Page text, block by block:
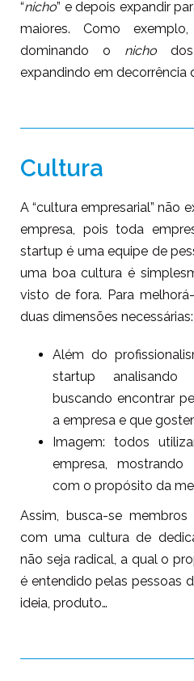
“nicho” e depois expandir
maiores. Como
dominando o nicho
expandindo em decorrência
Cultura
A “cultura empresarial” não
empresa, pois toda
startup é uma equipe de
uma boa cultura é
visto de fora. Para
duas dimensões necessárias:
Além do
startup analisando
buscando encontrar
a empresa e que
Imagem: todos
empresa,
com o propósito da
Assim, busca-se
com uma cultura de
não seja radical, a qual o
é entendido pelas pessoas
ideia, produto…